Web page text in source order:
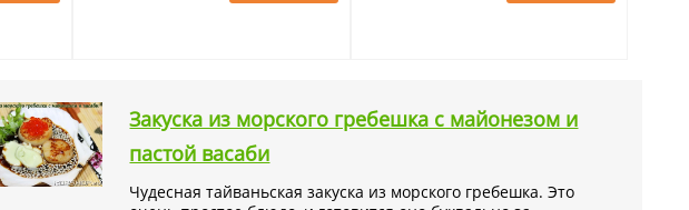
Закуска из морского гребешка с майонезом и
пастой васаби
Чудесная тайваньская закуска из морского гребешка. Это